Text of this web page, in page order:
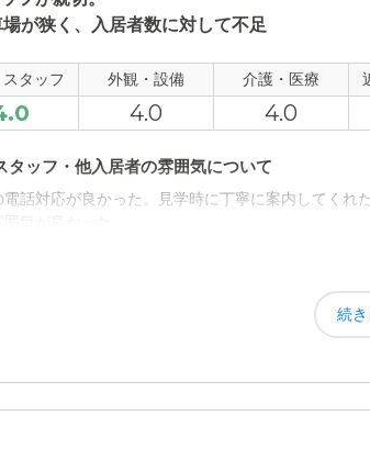
が狭く、入居者数に対して不足
タッフ 外観・設備 介護・医療
4.0 4.0
タッフ・他入居者の雰囲気について
電話対応が良かった。見学時に丁寧に案内してく
んでるので施設へのアクセスが悪い。駐車場が入続